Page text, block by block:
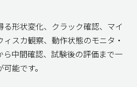
る形状変化、クラック確認、マイ
スカ観察、動作状態のモニタ・
中間確認、試験後の評価まで一
能です。